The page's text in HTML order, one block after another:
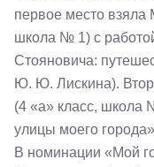
первое место взяла
школа № 1) с
Стояновича:
Ю. Ю. Лискина).
(4 «а» класс, школа
улицы моего
В номинации «Мой